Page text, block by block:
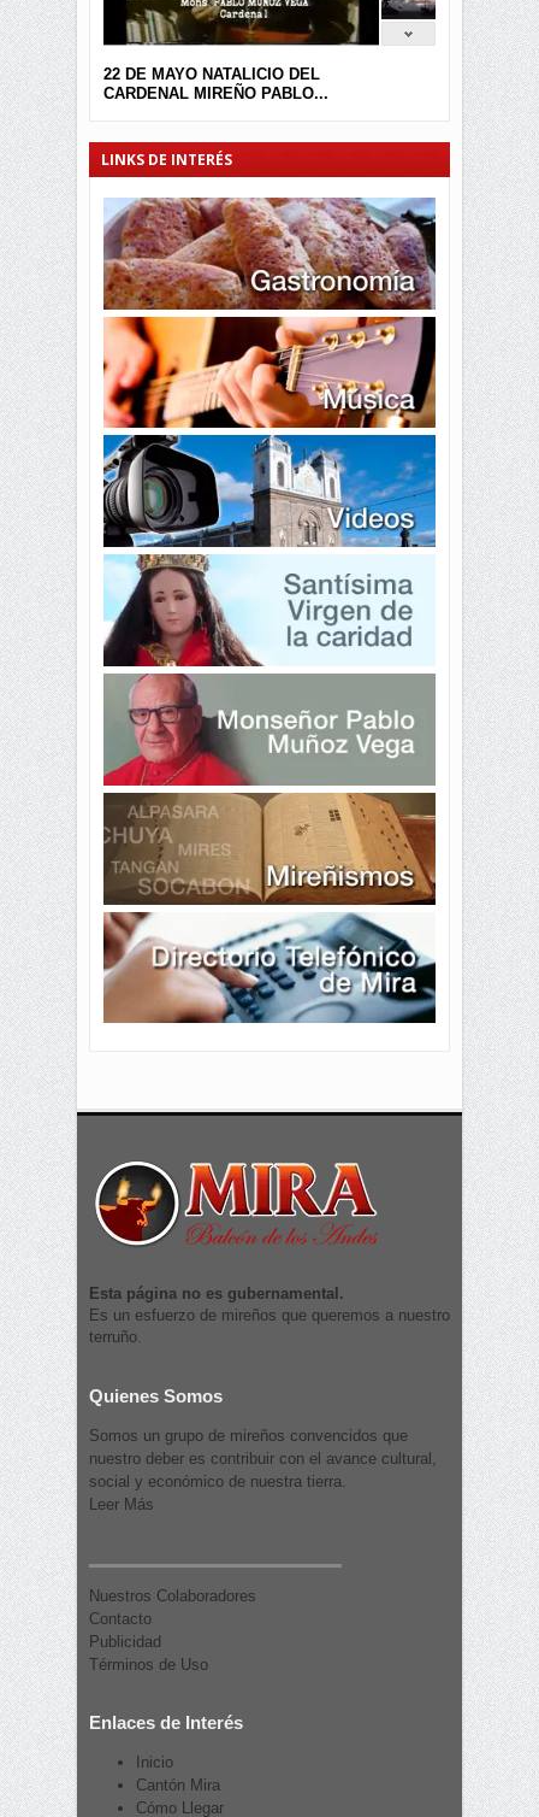
22 DE MAYO NATALICIO DEL
CARDENAL MIREÑO PABLO...
LINKS DE INTERÉS
Esta página no es gubernamental.
Es un esfuerzo de mireños que queremos a nuestro
terruño.
Quienes Somos
Somos un grupo de mireños convencidos que
nuestro deber es contribuir con el avance cultural,
social y económico de nuestra tierra.
Leer Más
Nuestros Colaboradores
Contacto
Publicidad
Términos de Uso
Enlaces de Interés
Inicio
Cantón Mira
Cómo Llegar